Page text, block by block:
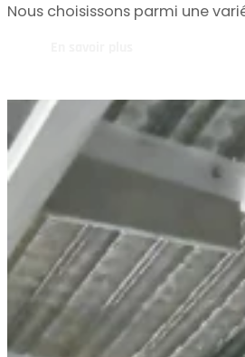
Nous choisissons parmi une